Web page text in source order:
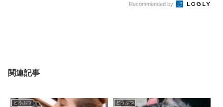
Recommended by
関連記事
どうぶつ どうぶつ